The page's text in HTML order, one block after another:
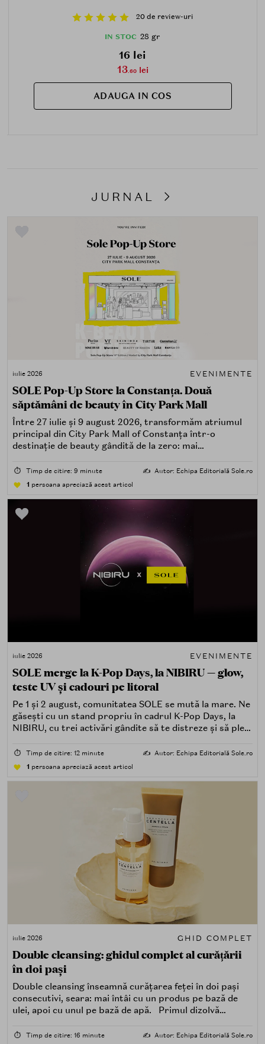
20 de review-uri
IN STOC 28 gr
16 lei
13.60lei
ADAUGA IN COS
JURNAL
iulie 2026 EVENIMENTE
SOLE Pop-Up Store la Constanța. Două
săptămâni de beauty în City Park Mall
Între 27 iulie și 9 august 2026, transformăm atriumul
principal din City Park Mall of Constanța într-o
destinație de beauty gândită de la zero: mai
care îți place, de fapt, să descoperi produse — testând,
atingând, comparând, întrebând.
⏱️ Timp de citire: 9 minute ✍️ Autor: Echipa Editorială Sole.ro
1 persoana apreciază acest articol
iulie 2026 EVENIMENTE
SOLE merge la K-Pop Days, la NIBIRU — glow,
teste UV și cadouri pe litoral
Pe 1 și 2 august, comunitatea SOLE se mută la mare. Ne
găsești cu un stand propriu în cadrul K-Pop Days, la
NIBIRU, cu trei activări gândite să te distreze și să pleci
⏱️ Timp de citire: 12 minute ✍️ Autor: Echipa Editorială Sole.ro
1 persoana apreciază acest articol
iulie 2026 GHID COMPLET
Double cleansing: ghidul complet al curățării
în doi pași
Double cleansing înseamnă curățarea feței în doi pași
consecutivi, seara: mai întâi cu un produs pe bază de
ulei, apoi cu unul pe bază de apă. Primul dizolvă
poluare. Al doilea îndepărtează impuritățile solubile în
⏱️ Timp de citire: 16 minute ✍️ Autor: Echipa Editorială Sole.ro